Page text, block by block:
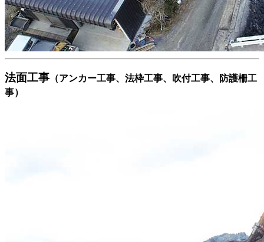
法面工事 （アンカー工事、法枠工事、吹付工事、防護柵工
事）